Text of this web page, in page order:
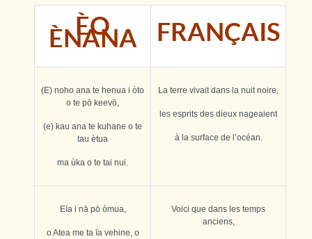
ÈO
ÈNANA FRANÇAIS
(E) noho ana te henua i òto
o te pō keevō,
(e) kau ana te kuhane o te
tau ètua
ma ùka o te tai nui.
La terre vivait dans la nuit noire,
les esprits des dieux nageaient
à la surface de l’océan.
Eīa i nā pō òmua,
o Atea me ta īa vehine, o
Voici que dans les temps
anciens,